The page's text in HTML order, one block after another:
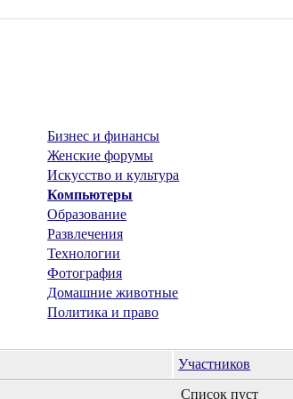
Бизнес и финансы
Женские форумы
Искусство и культура
Компьютеры
Образование
Развлечения
Технологии
Фотография
Домашние животные
Политика и право
Участников
Список пуст